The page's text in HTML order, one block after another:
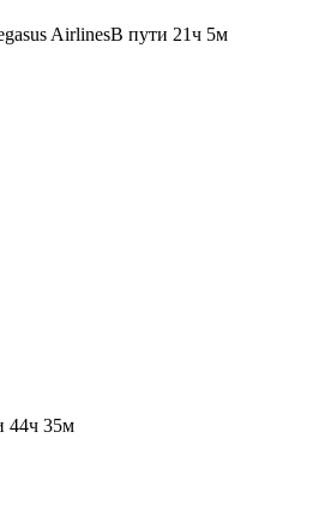
AirlinesВ пути 21ч 5м
44ч 35м